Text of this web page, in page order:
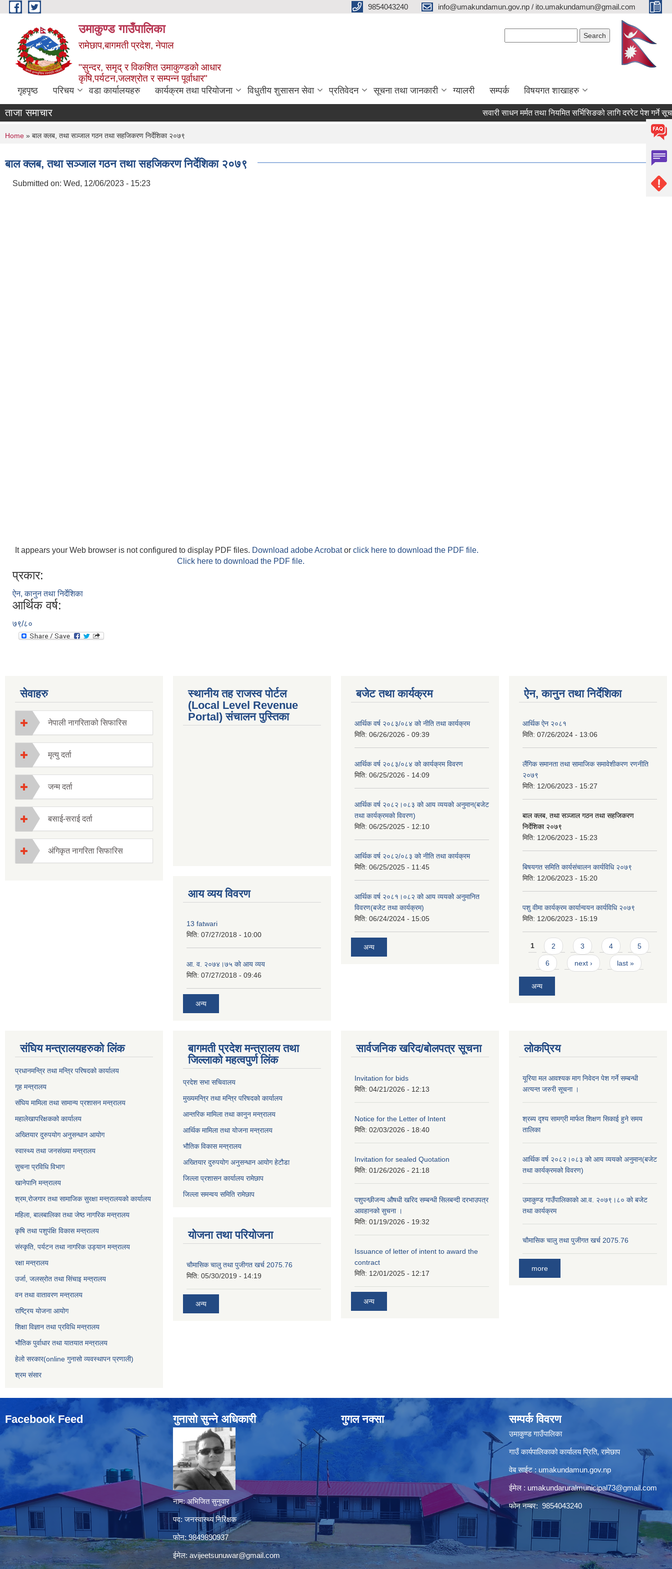
Skip to main content 9854043240 info@umakundamun.gov.np / ito.umakundamun@gmail.com
उमाकुण्ड गाउँपालिका
रामेछाप,बागमती प्रदेश, नेपाल
"सुन्दर, समृद् र विकशित उमाकुण्डको आधार
कृषि,पर्यटन,जलश्रोत र सम्पन्न पूर्वाधार"
गृहपृष्ठ परिचय वडा कार्यालयहरु कार्यक्रम तथा परियोजना विधुतीय शुसासन सेवा प्रतिवेदन सूचना तथा जानकारी ग्यालरी सम्पर्क विषयगत शाखाहरु
ताजा समाचार सवारी साधन मर्मत तथा नियमित सर्भिसिङको लागि दररेट पेश गर्ने सूचना ।
You are here
Home » बाल क्लब, तथा सञ्जाल गठन तथा सहजिकरण निर्देशिका २०७९
बाल क्लब, तथा सञ्जाल गठन तथा सहजिकरण निर्देशिका २०७९
Submitted on: Wed, 12/06/2023 - 15:23
It appears your Web browser is not configured to display PDF files. Download adobe Acrobator click here to download the PDF file.
Click here to download the PDF file.
प्रकार:
ऐन, कानुन तथा निर्देशिका
आर्थिक वर्ष:
७९/८०
सेवाहरु
नेपाली नागरिताको सिफारिस
मृत्यु दर्ता
जन्म दर्ता
बसाई-सराई दर्ता
अंगिकृत नागरिता सिफारिस
स्थानीय तह राजस्व पोर्टल
(Local Level Revenue
Portal) संचालन पुस्तिका
आय व्यय विवरण
13 fatwari
मिति: 07/27/2018 - 10:00
आ‍. व. २०७४।७५ काे आय व्यय
मिति: 07/27/2018 - 09:46
अन्य
बजेट तथा कार्यक्रम
आर्थिक वर्ष २०८३/०८४ को नीति तथा कार्यक्रम
मिति: 06/26/2026 - 09:39
आर्थिक वर्ष २०८३/०८४ को कार्यक्रम विवरण
मिति: 06/25/2026 - 14:09
आर्थिक वर्ष २०८२।०८३ को आय व्ययको अनुमान(बजेट
तथा कार्यक्रमको विवरण)
मिति: 06/25/2025 - 12:10
आर्थिक वर्ष २०८२/०८३ को नीति तथा कार्यक्रम
मिति: 06/25/2025 - 11:45
आर्थिक वर्ष २०८१।०८२ को आय व्ययको अनुमानित
विवरण(बजेट तथा कार्यक्रम)
मिति: 06/24/2024 - 15:05
अन्य
ऐन, कानुन तथा निर्देशिका
आर्थिक ऐन २०८१
मिति: 07/26/2024 - 13:06
लैंगिक समानता तथा सामाजिक समावेशीकरण रणनीति
२०७९
मिति: 12/06/2023 - 15:27
बाल क्लब, तथा सञ्जाल गठन तथा सहजिकरण
निर्देशिका २०७९
मिति: 12/06/2023 - 15:23
बिषयगत समिति कार्यसंचालन कार्यविधि २०७९
मिति: 12/06/2023 - 15:20
पशु वीमा कार्यक्रम कार्यान्वयन कार्यविधि २०७९
मिति: 12/06/2023 - 15:19
Pages
1 2 3 4 5
6 next › last »
अन्य
संघिय मन्त्र‍ालयहरुको लिंक
प्रधानमन्त्रि तथा मन्त्रि परिषदको कार्यालय
गृह मन्त्रालय
संघिय मामिला तथा सामान्य प्रशासन मन्त्रालय
महालेखापरिक्षकको कार्यालय
अख्तियार दुरुपयोग अनुसन्धान आयोग
स्वास्थ्य तथा जनसंख्या मन्त्रालय
सुचना प्रविधि विभाग
खानेपानि मन्त्रालय
श्रम,रोजगार तथा सामाजिक सुरक्षा मन्त्रालयको कार्यालय
महिला, बालबालिका तथा जेष्ठ नागरिक मन्त्रालय
कृषि तथा पशुपंक्षि विकास मन्त्रालय
संस्कृति, पर्यटन तथा नागरिक उड्‍यान मन्त्रालय
रक्षा मन्त्रालय
उर्जा, जलस्रोत तथा सिंचाइ मन्त्रालय
वन तथा वातावरण मन्त्रालय
राष्ट्रिय योजना आयोग
शिक्षा विज्ञान तथा प्रविधि मन्त्रालय
भौतिक पुर्वाधार तथा यातयात मन्त्रालय
हेलो सरकार(online गुनासो व्यवस्थापन प्रणाली)
श्रम संसार
बागमती प्रदेश मन्त्रालय तथा
जिल्लाको महत्वपुर्ण लिंक
प्रदेश सभा सचिवालय
मुख्यमन्त्रि तथा मन्त्रि परिषदको कार्यालय
आन्तरिक मामिला तथा कानुन मन्त्रालय
आर्थिक मामिला तथा योजना मन्त्रालय
भौतिक विकास मन्त्रालय
अख्तियार दुरुपयोग अनुसन्धान आयोग हेटौडा
जिल्ला प्रशासन कार्यालय रामेछाप
जिल्ला समन्वय समिति रामेछाप
योजना तथा परियोजना
चाैमासिक चालु तथा पुजीगत खर्च 2075.76
मिति: 05/30/2019 - 14:19
अन्य
सार्वजनिक खरिद/बोलपत्र सूचना
Invitation for bids
मिति: 04/21/2026 - 12:13
Notice for the Letter of Intent
मिति: 02/03/2026 - 18:40
Invitation for sealed Quotation
मिति: 01/26/2026 - 21:18
पशुपन्छीजन्य औषधी खरिद सम्बन्धी सिलबन्दी दरभाउपत्र
आवहानको सुचना ।
मिति: 01/19/2026 - 19:32
Issuance of letter of intent to award the
contract
मिति: 12/01/2025 - 12:17
अन्य
लोकप्रिय
यूरिया मल आवश्यक माग निवेदन पेश गर्ने सम्बन्धी
अत्यन्त जरुरी सूचना ।
श्रब्य दृश्य सामग्री मार्फत शिक्षण सिकाई हुने समय
तालिका
आर्थिक वर्ष २०८२।०८३ को आय व्ययको अनुमान(बजेट
तथा कार्यक्रमको विवरण)
उमाकुण्ड गाउँपालिकाकाे आ.व. २०७९।८० काे बजेट
तथा कार्यक्रम
चाैमासिक चालु तथा पुजीगत खर्च 2075.76
more
Facebook Feed गुनासो सुन्‍ने अधिकारी
नाम: अभिजित सुनुवार
पद: जनस्वास्थ्य निरिक्षक
फोन: 9849890937
ईमेल: avijeetsunuwar@gmail.com
गुगल नक्सा
premium bootstrap themes
सम्पर्क विवरण
उमाकुण्ड गाउँपालिका
गाउँ कार्यपालिकाको कार्यालय प्रिति, रामेछाप
वेब साईट : umakundamun.gov.np
ईमेल : umakundaruralmunicipal73@gmail.com
फोन नम्बर: 9854043240